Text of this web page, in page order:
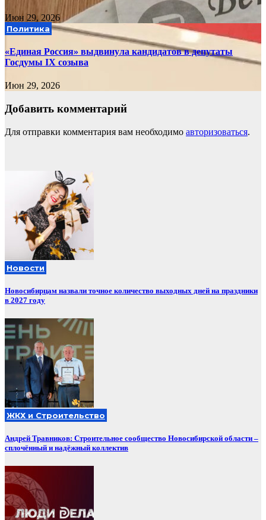
Июн 29, 2026
Политика
«Единая Россия» выдвинула кандидатов в депутаты
Госдумы IX созыва
Июн 29, 2026
Добавить комментарий
Для отправки комментария вам необходимо авторизоваться.
Новости
Новосибирцам назвали точное количество выходных дней на праздники
в 2027 году
ЖКХ и Строительство
Андрей Травников: Строительное сообщество Новосибирской области –
сплочённый и надёжный коллектив